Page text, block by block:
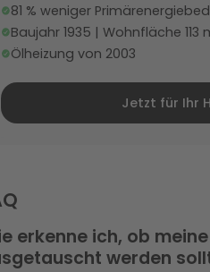
81 % weniger
Baujahr 1935 | Wohnfläche 113
Ölheizung von 2003
Jetzt für Ihr
erkenne ich, ob
werden